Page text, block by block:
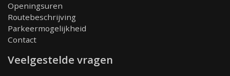
Openingsuren
Routebeschrijving
Parkeermogelijkheid
Contact
Veelgestelde vragen